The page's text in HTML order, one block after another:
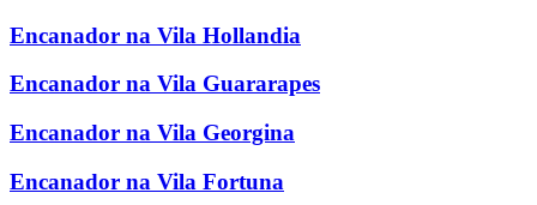
Encanador na Vila Hollandia
Encanador na Vila Guararapes
Encanador na Vila Georgina
Encanador na Vila Fortuna